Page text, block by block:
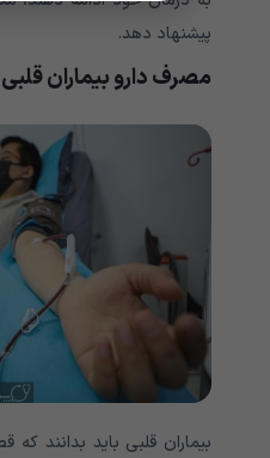
پیشنهاد دهد.
مصرف دارو بیماران
بیماران قلبی باید بدانند